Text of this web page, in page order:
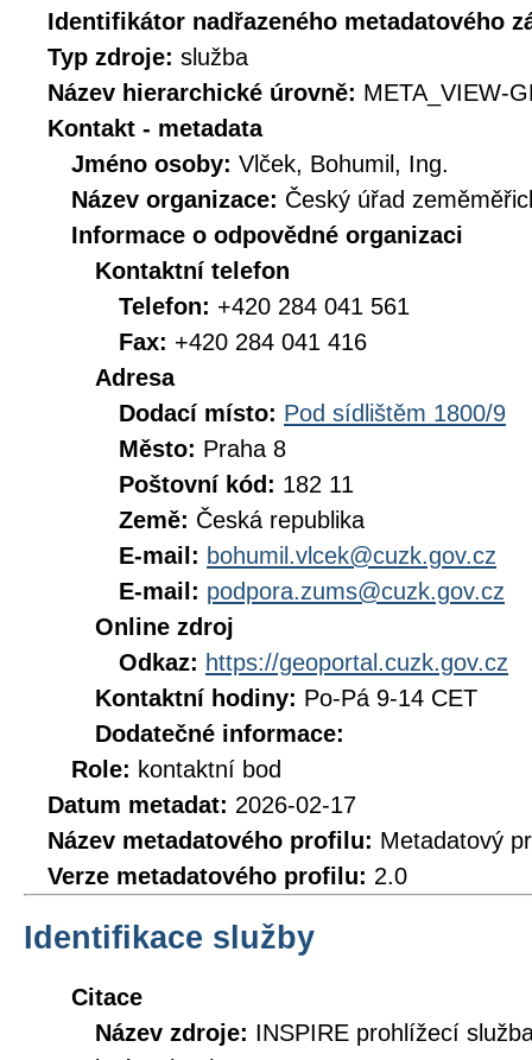
Identifikátor nadřazeného metadatového
Typ zdroje: služba
Název hierarchické úrovně: META_VIEW-
Kontakt - metadata
Jméno osoby: Vlček, Bohumil, Ing.
Název organizace: Český úřad
Informace o odpovědné organizaci
Kontaktní telefon
Telefon: +420 284 041 561
Fax: +420 284 041 416
Adresa
Dodací místo: Pod sídlištěm 1800/9
Město: Praha 8
Poštovní kód: 182 11
Země: Česká republika
E-mail: bohumil.vlcek@cuzk.gov.cz
E-mail: podpora.zums@cuzk.gov.cz
Online zdroj
Odkaz: https://geoportal.cuzk.gov.cz
Kontaktní hodiny: Po-Pá 9-14 CET
Dodatečné informace:
Role: kontaktní bod
Datum metadat: 2026-02-17
Název metadatového profilu: Metadatový
Verze metadatového profilu: 2.0
Identifikace služby
Citace
Název zdroje: INSPIRE prohlížecí